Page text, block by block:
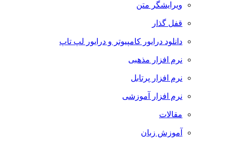
ویرایشگر متن
قفل گذار
دانلود درایور کامپیوتر و درایور لپ تاپ
نرم افزار مذهبی
نرم افزار پرتابل
نرم افزار آموزشی
مقالات
آموزش زبان